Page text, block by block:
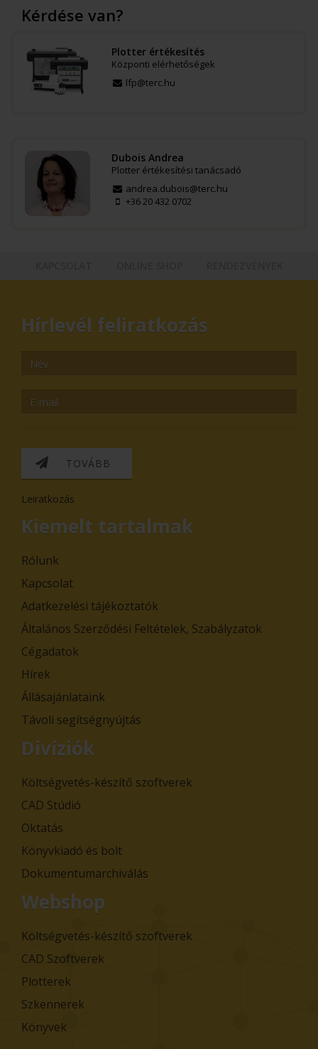
Kérdése van?
Plotter értékesítés
Központi elérhetőségek
lfp@terc.hu
Dubois Andrea
Plotter értékesítési tanácsadó
andrea.dubois@terc.hu
+36 20 432 0702
Hírlevél feliratkozás
TOVÁBB
Leiratkozás
Kiemelt tartalmak
Rólunk
Kapcsolat
Adatkezelési tájékoztatók
Általános Szerződési Feltételek, Szabályzatok
Cégadatok
Hírek
Állásajánlataink
Távoli segítségnyújtás
Divíziók
Költségvetés-készítő szoftverek
CAD Stúdió
Oktatás
Könyvkiadó és bolt
Dokumentumarchiválás
Webshop
Költségvetés-készítő szoftverek
CAD Szoftverek
Plotterek
Szkennerek
Könyvek